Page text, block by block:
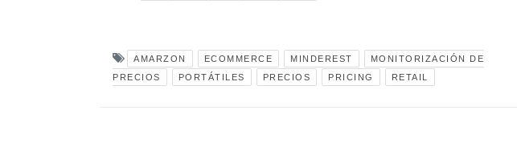
AMARZON ECOMMERCE MINDEREST
MONITORIZACIÓN DE
PRECIOS
PORTÁTILES PRECIOS PRICING RETAIL